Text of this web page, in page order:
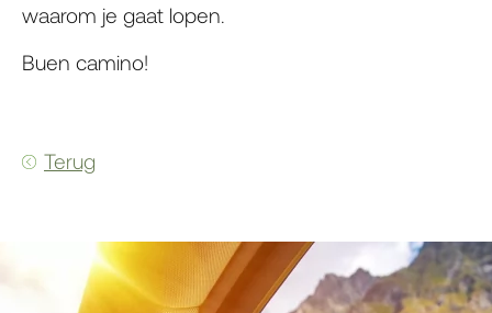
waarom je gaat lopen.
Buen camino!
Terug